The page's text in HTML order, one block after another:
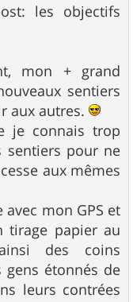
les objectifs
mon + grand
sentiers
aux autres.
je connais trop
sentiers pour ne
aux mêmes
avec mon GPS et
tirage papier au
des coins
gens étonnés de
leurs contrées